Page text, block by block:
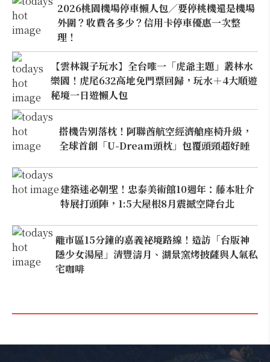
2026桃園機場停車懶人包／要停桃機還是機場
外圍？收費各多少？信用卡停車優惠一次整
理！
【雲林親子玩水】全台唯一「虎爺主題」叢林水
樂園！虎尾632高地免門票回歸，玩水＋4大順遊
秘境一日遊懶人包
搭機告別落枕！阿聯酋航空經濟艙座椅升級，
全球首創「U-Dream頭枕」包覆頭頸超好睡
建築迷必朝聖！忠泰美術館10週年：藤本壯介
特展打頭陣，1:5大屋根8月震撼空降台北
離市區15分鐘的嘉義祕境路線！造訪「台版神
隱少女湯屋」清豐濤月、湖景窯烤披薩與人氣私
宅咖啡